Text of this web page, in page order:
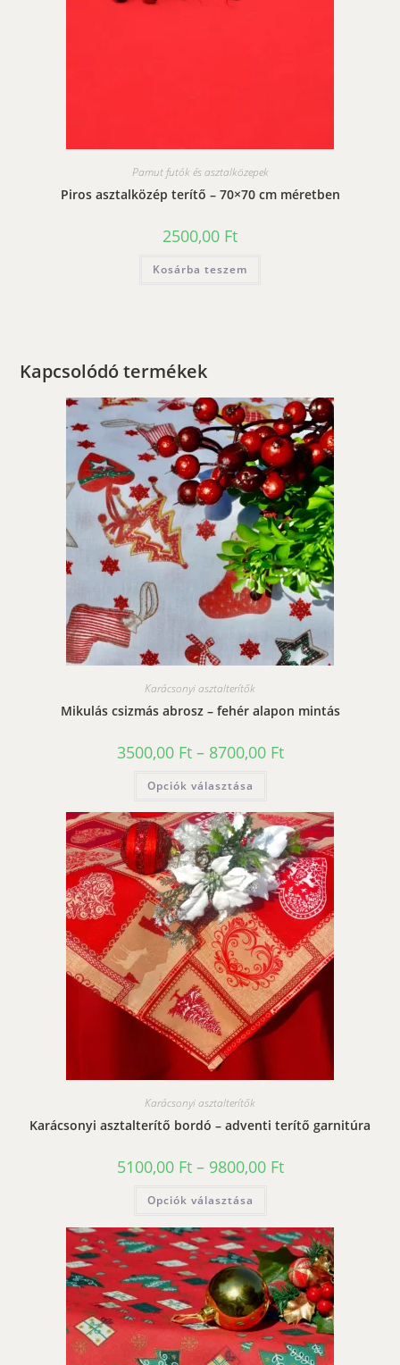
Pamut futók és asztalközepek
Piros asztalközép terítő – 70×70 cm méretben
2500,00 Ft
Kosárba teszem
Kapcsolódó termékek
Karácsonyi asztalterítők
Mikulás csizmás abrosz – fehér alapon mintás
3500,00 Ft – 8700,00 FtÁrtartomány:
3500,00 Ft
Opciók választása
több
variációja
van.
A
változatok
a
termékoldalon
választhatók
Karácsonyi asztalterítők
Karácsonyi asztalterítő bordó – adventi terítő garnitúra
5100,00 Ft – 9800,00 FtÁrtartomány:
5100,00 Ft
Opciók választása
több
variációja
van.
A
változatok
a
termékoldalon
választhatók
ki